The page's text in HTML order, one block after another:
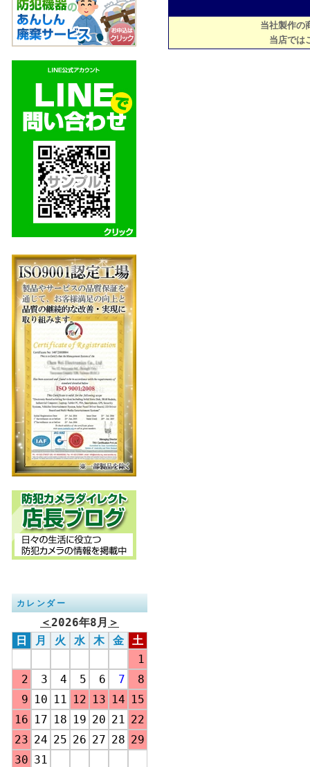
カレンダー
＜ 2026年8月 ＞
日
月 火 水 木 金
土
1
2
3 4 5 6 7
8
9 10 11 12 13 14 15
16 17 18 19 20 21 22
23 24 25 26 27 28 29
30 31
当社製作の
当店では